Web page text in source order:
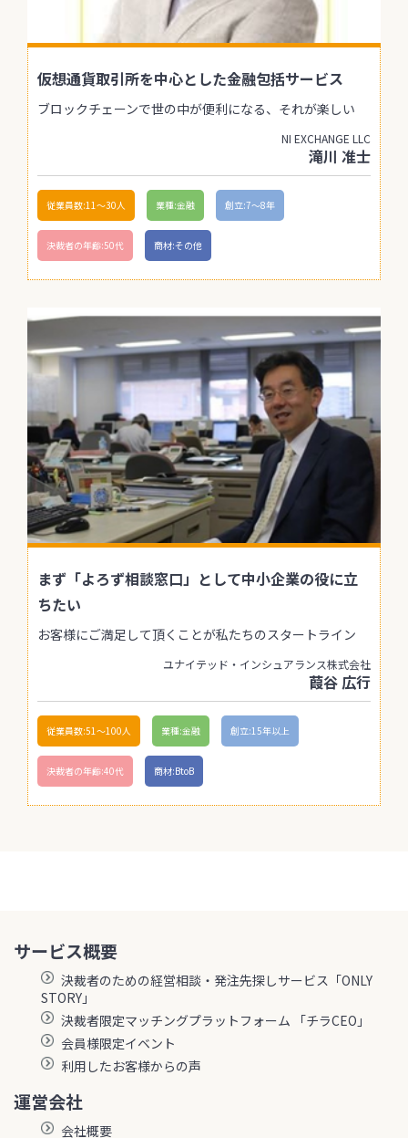
仮想通貨取引所を中心とした金融包括サービス
ブロックチェーンで世の中が便利になる、それが楽しい
NI EXCHANGE LLC
滝川 准士
従業員数:11〜30人 業種:金融 創立:7〜8年
決裁者の年齢:50代 商材:その他
まず「よろず相談窓口」として中小企業の役に立
ちたい
お客様にご満足して頂くことが私たちのスタートライン
ユナイテッド・インシュアランス株式会社
葭谷 広行
従業員数:51〜100人 業種:金融 創立:15年以上
決裁者の年齢:40代 商材:BtoB
サービス概要
決裁者のための経営相談・発注先探しサービス「ONLY
STORY」
決裁者限定マッチングプラットフォーム 「チラCEO」
会員様限定イベント
利用したお客様からの声
運営会社
会社概要